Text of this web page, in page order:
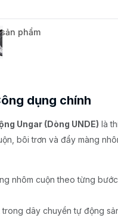
phẩm
dụng chính
Ungar (Dòng UNDE) là
bôi trơn và đẩy màng
nhôm cuộn theo từng
trong dây chuyền tự động